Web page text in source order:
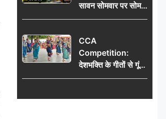
सावन सोमवार पर सोम
प्रदोष व्रत का संयोग,
और पूजा का समय
CCA
Competition:
देशभक्ति के गीतों से गूंजा
डीएवी कथारा, लोक
बांधा समां